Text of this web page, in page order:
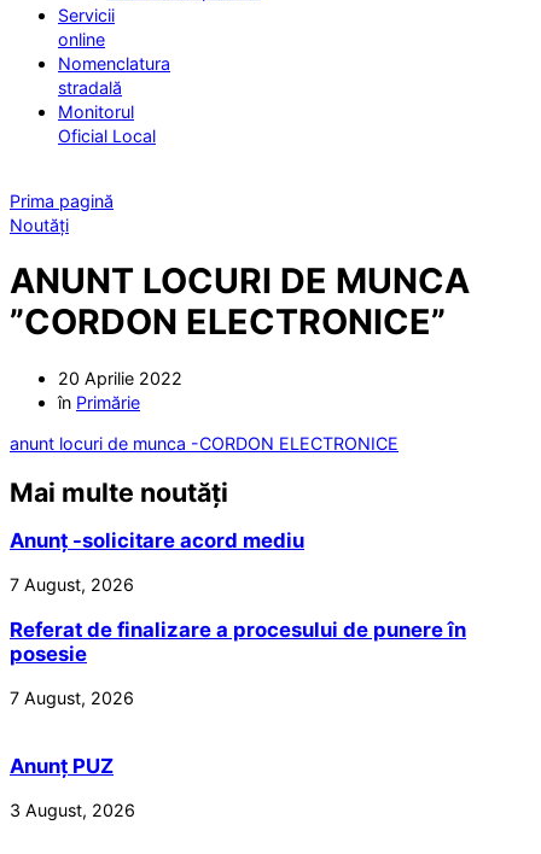
Servicii
online
Nomenclatura
stradală
Monitorul
Oficial Local
Prima pagină
Noutăți
ANUNT LOCURI DE MUNCA
”CORDON ELECTRONICE”
20 Aprilie 2022
în Primărie
anunt locuri de munca -CORDON ELECTRONICE
Mai multe noutăți
Anunț -solicitare acord mediu
7 August, 2026
Referat de finalizare a procesului de punere în
posesie
7 August, 2026
Anunț PUZ
3 August, 2026